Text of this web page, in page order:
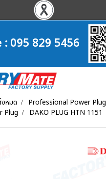
:095 829 5456
หมด
Professional Power Plug
Plug
DAKO PLUG HTN 1151